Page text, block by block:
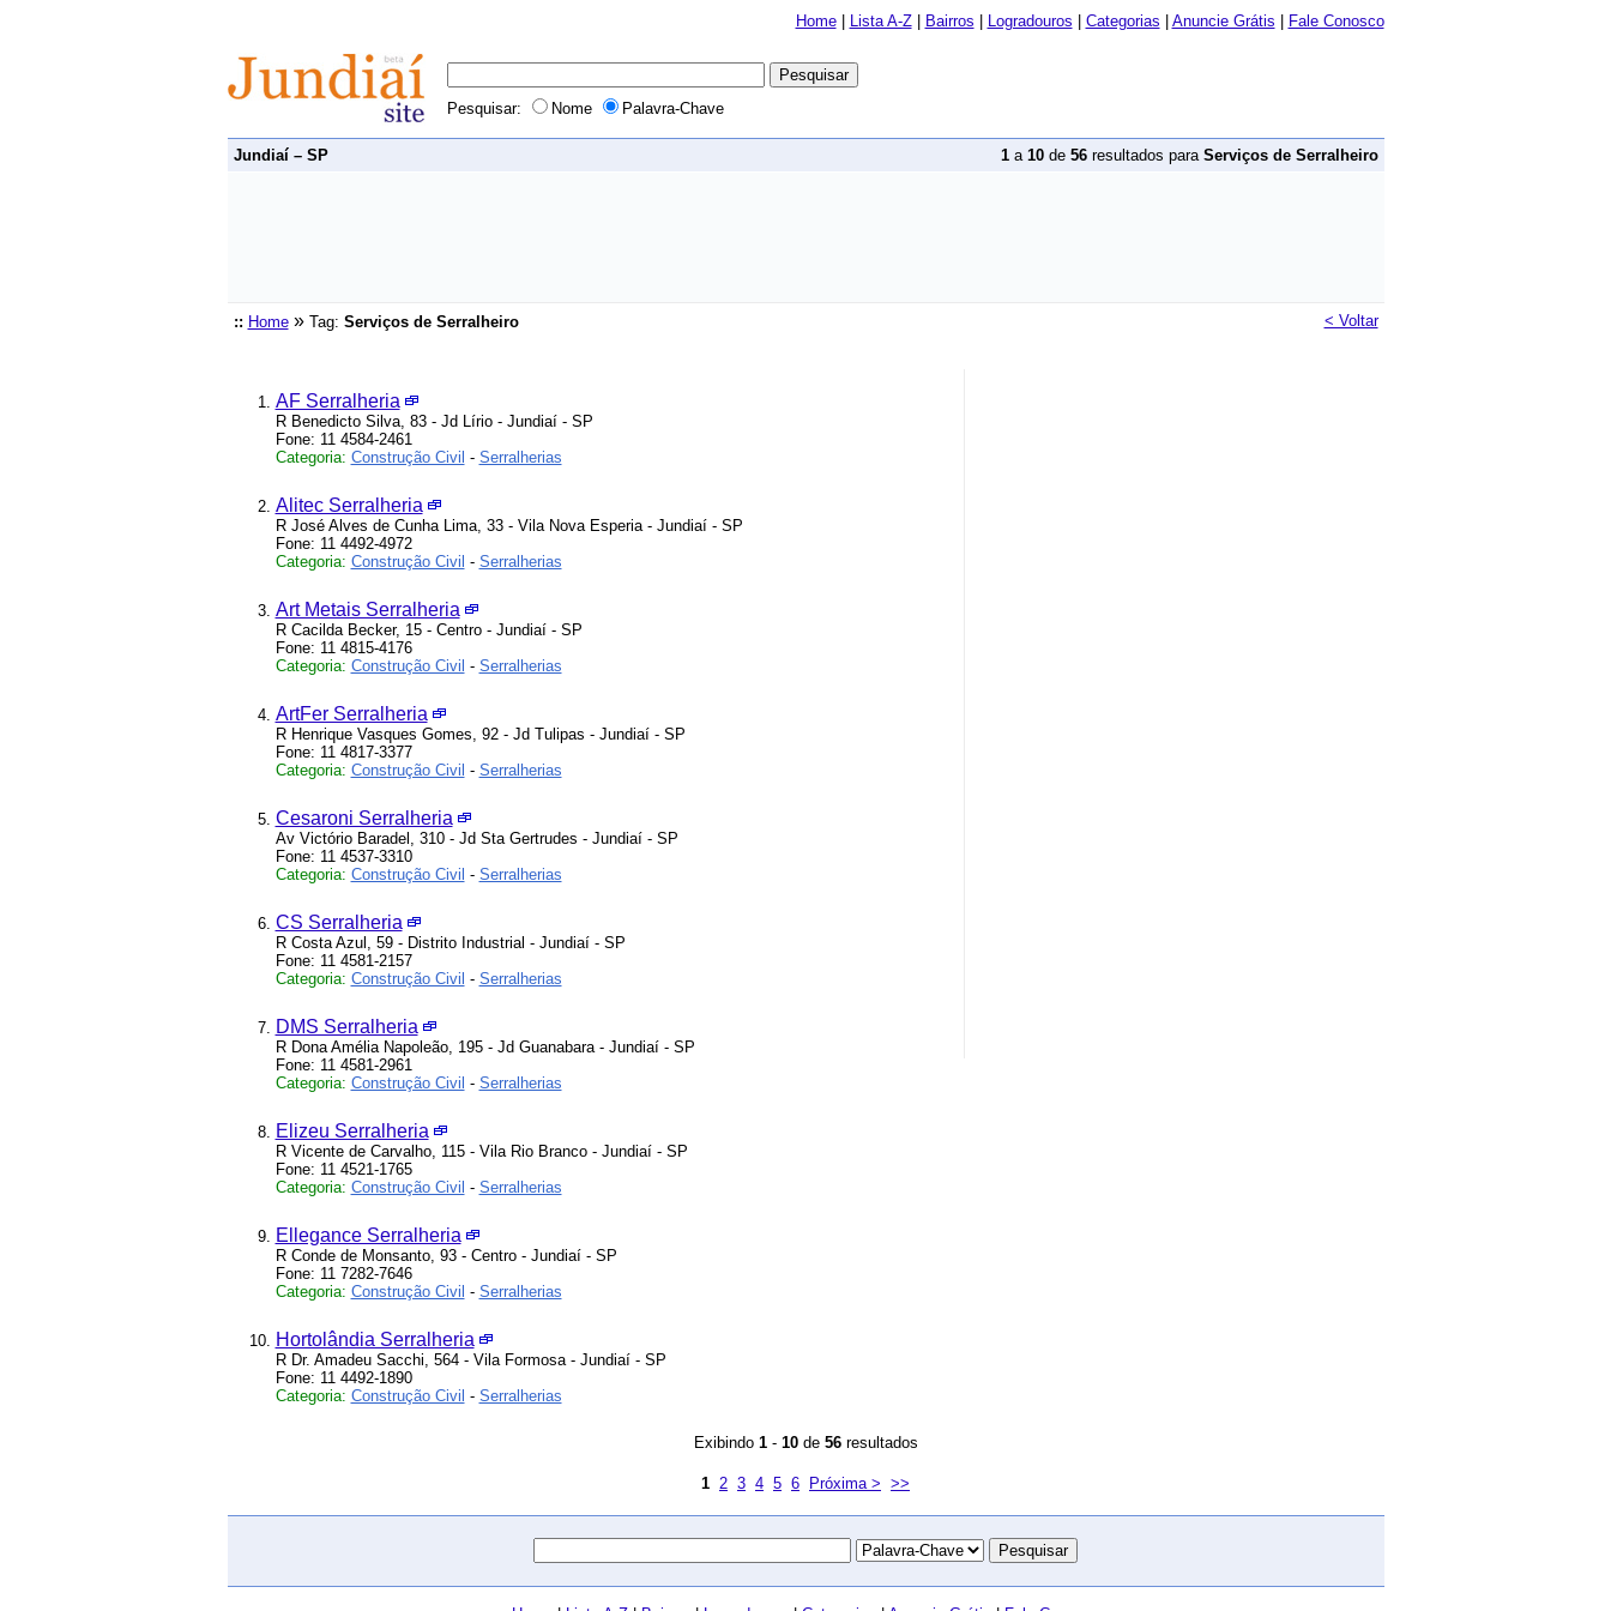
Home| Lista A-Z| Bairros Logradouros Categorias Anuncie Grátis Fale Conosco
Pesquisar: Nome Palavra-Chave
Jundiaí – SP 1a 10de 56resultados para Serviços de Serralheiro
:: Home »Tag: Serviços de Serralheiro < Voltar
AF Serralheria
R Benedicto Silva, 83 - Jd Lírio - Jundiaí - SP
Fone: 11 4584-2461
Categoria: Construção Civil - Serralherias
Alitec Serralheria
R José Alves de Cunha Lima, 33 - Vila Nova Esperia - Jundiaí - SP
Fone: 11 4492-4972
Categoria: Construção Civil - Serralherias
Art Metais Serralheria
R Cacilda Becker, 15 - Centro - Jundiaí - SP
Fone: 11 4815-4176
Categoria: Construção Civil - Serralherias
ArtFer Serralheria
R Henrique Vasques Gomes, 92 - Jd Tulipas - Jundiaí - SP
Fone: 11 4817-3377
Categoria: Construção Civil - Serralherias
Cesaroni Serralheria
Av Victório Baradel, 310 - Jd Sta Gertrudes - Jundiaí - SP
Fone: 11 4537-3310
Categoria: Construção Civil - Serralherias
CS Serralheria
R Costa Azul, 59 - Distrito Industrial - Jundiaí - SP
Fone: 11 4581-2157
Categoria: Construção Civil - Serralherias
DMS Serralheria
R Dona Amélia Napoleão, 195 - Jd Guanabara - Jundiaí - SP
Fone: 11 4581-2961
Categoria: Construção Civil - Serralherias
Elizeu Serralheria
R Vicente de Carvalho, 115 - Vila Rio Branco - Jundiaí - SP
Fone: 11 4521-1765
Categoria: Construção Civil - Serralherias
Ellegance Serralheria
R Conde de Monsanto, 93 - Centro - Jundiaí - SP
Fone: 11 7282-7646
Categoria: Construção Civil - Serralherias
Hortolândia Serralheria
R Dr. Amadeu Sacchi, 564 - Vila Formosa - Jundiaí - SP
Fone: 11 4492-1890
Categoria: Construção Civil - Serralherias
Exibindo 1- 10de 56resultados
1 2 3 4 5 6 Próxima > >>